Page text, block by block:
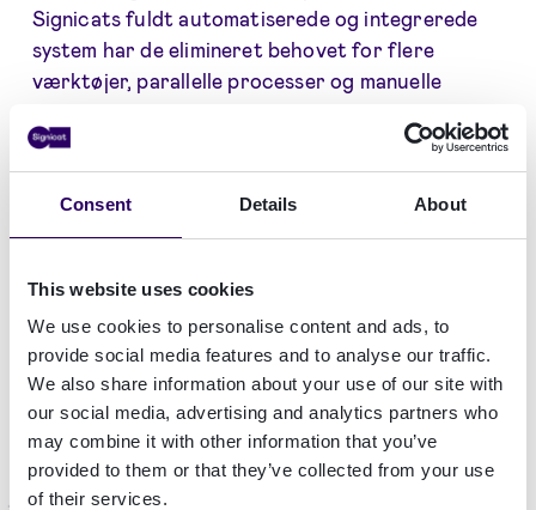
Consent Details About
This website uses cookies
We use cookies to personalise content and ads, to
provide social media features and to analyse our traffic.
We also share information about your use of our site with
our social media, advertising and analytics partners who
may combine it with other information that you’ve
provided to them or that they’ve collected from your use
of their services.
Signicats fuldt automatiserede og integrerede
system har de elimineret behovet for flere
værktøjer, parallelle processer og manuelle
omkostninger og ressourcer svarende til 40.000
timer af konsulenternes tid om året.
–– "Vores organisation har ændret sig
vores medarbejdere."
IT Product Owner og Manager, HR-
konsulentvirksomhed